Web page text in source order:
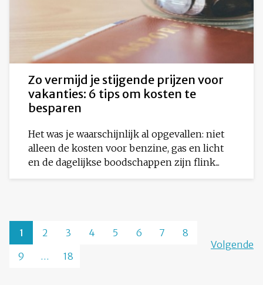
Zo vermijd je stijgende prijzen voor
vakanties: 6 tips om kosten te
besparen
Het was je waarschijnlijk al opgevallen: niet
alleen de kosten voor benzine, gas en licht
en de dagelijkse boodschappen zijn flink...
1 2 3 4 5 6 7
8
9
… 18
Volgende